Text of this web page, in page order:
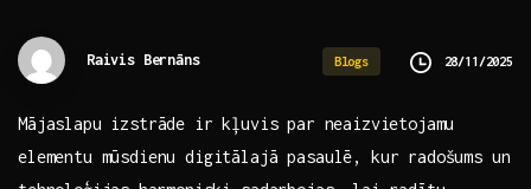
Raivis Bernāns Blogs 28/11/2025
Mājaslapu izstrāde ⁢ir kļuvis par‍ neaizvietojamu
elementu mūsdienu digitālajā pasaulē, kur radošums un